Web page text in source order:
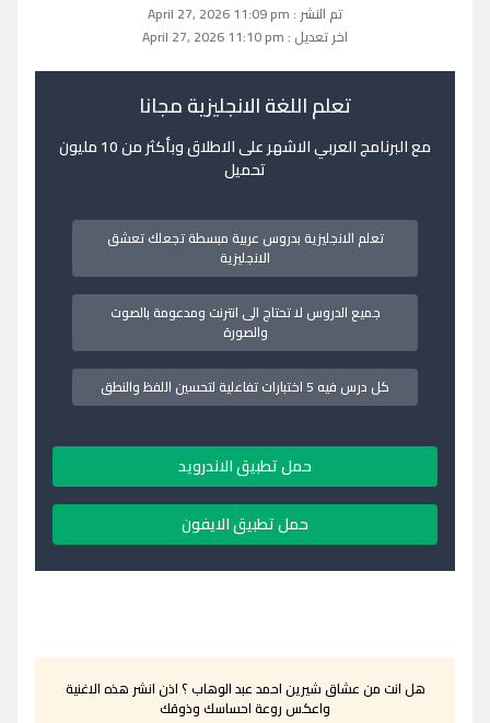
تم النشر : April 27, 2026 11:09 pm
اخر تعديل : April 27, 2026 11:10 pm
تعلم اللغة الانجليزية مجانا
مع البرنامج العربي الاشهر على الاطلاق وبأكثر من 10 مليون
تحميل
تعلم الانجليزية بدروس عربية مبسطة تجعلك تعشق
الانجليزية
جميع الدروس لا تحتاج الى انترنت ومدعومة بالصوت
والصورة
كل درس فيه 5 اختبارات تفاعلية لتحسين اللفظ والنطق
حمل تطبيق الاندرويد
حمل تطبيق الايفون
هل انت من عشاق شيرين احمد عبد الوهاب ؟ اذن انشر هذه الاغنية
واعكس روعة احساسك وذوقك